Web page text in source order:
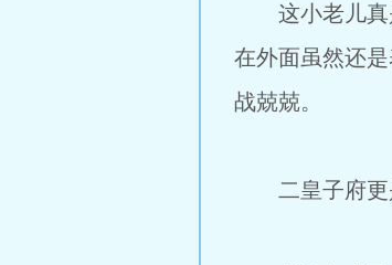
这小老儿真是
在外面虽然还
战兢兢。
二皇子府更是